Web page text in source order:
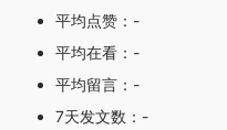
平均点赞：-
平均在看：-
平均留言：-
7天发文数：-